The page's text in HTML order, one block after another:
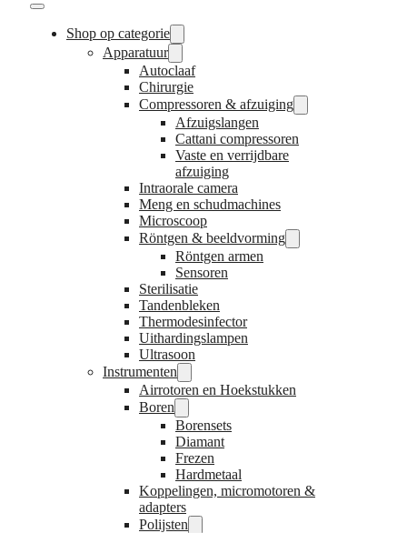
Shop op categorie
Apparatuur
Autoclaaf
Chirurgie
Compressoren & afzuiging
Afzuigslangen
Cattani compressoren
Vaste en verrijdbare
afzuiging
Intraorale camera
Meng en schudmachines
Microscoop
Röntgen & beeldvorming
Röntgen armen
Sensoren
Sterilisatie
Tandenbleken
Thermodesinfector
Uithardingslampen
Ultrasoon
Instrumenten
Airrotoren en Hoekstukken
Boren
Borensets
Diamant
Frezen
Hardmetaal
Koppelingen, micromotoren &
adapters
Polijsten